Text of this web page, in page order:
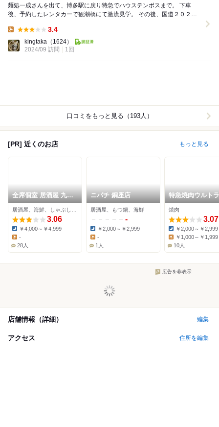
麺処一成さんを出て、博多駅に戻り特急でハウステンボスまで。 下車
後、予約したレンタカーで観潮橋にて激流見学。 その後、国道２０２～
3.4
kingtaka （1624）
2024/09 訪問
1回
口コミをもっと見る（193人）
[PR] 近くのお店 もっと見る
全席個室 居酒屋 九州
和食 八州 長崎思案橋
店
3.06
Dinner:
￥4,000～￥4,999
Lunch:
-
28人
ニパチ 銅座店
居酒屋、もつ鍋、海鮮
-
Dinner:
￥2,000～￥2,999
Lunch:
-
1人
特急焼肉ウルトラ
焼肉
3.07
Dinner:
￥2,000～￥2,999
Lunch:
￥1,000～￥1,999
10人
広告を非表示
店舗情報（詳細） 編集
アクセス 住所を編集